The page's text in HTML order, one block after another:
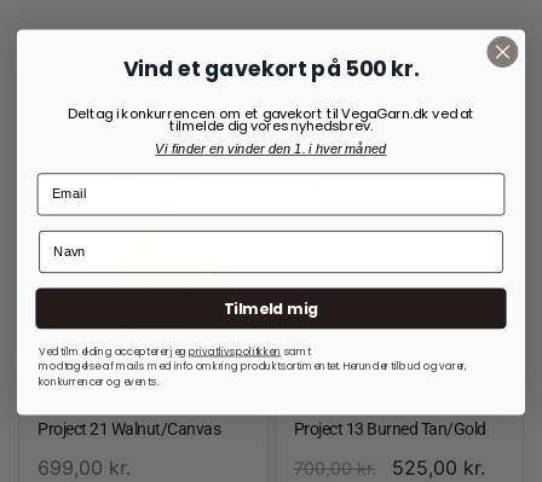
Project 21 Walnut/Canvas
699,00 kr.
Project 13 Burned Tan/Gold
700,00kr. 525,00 kr.
Vind et gavekort på 500 kr.
Deltag i konkurrencen om et gavekort til VegaGarn.dk ved at
tilmelde dig vores nyhedsbrev.
Vi finder en vinder den 1. i hver måned
Tilmeld mig
Ved tilmelding accepterer jegprivatlivspolitkken samt
modtagelse af mails med info omkring produktsortimentet. Herunder tilbud og varer,
konkurrencer og events.